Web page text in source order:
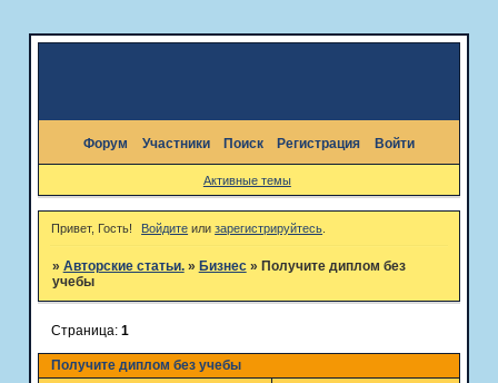
Форум Участники Поиск Регистрация Войти
Активные темы
Привет, Гость! Войдите илизарегистрируйтесь
» Авторские статьи. » Бизнес » Получите диплом без
учебы
Получите диплом без учебы
Страница: 1